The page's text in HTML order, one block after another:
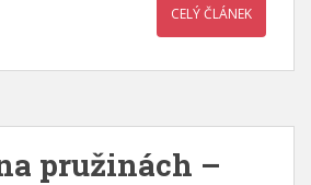
CELÝ ČLÁNEK
pružinách –